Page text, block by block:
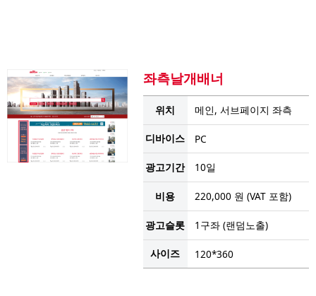
좌측날개배너
위치 메인, 서브페이지 좌측
디바이스 PC
광고기간 10일
비용 220,000 원 (VAT 포함)
광고슬롯 1구좌 (랜덤노출)
사이즈 120*360